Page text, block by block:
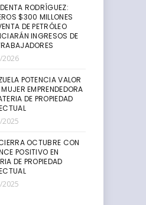
RODRÍGUEZ:
$300 MILLONES
DE PETRÓLEO
INGRESOS DE
2026
POTENCIA VALOR
EMPRENDEDORA
DE PROPIEDAD
2025
OCTUBRE CON
POSITIVO EN
DE PROPIEDAD
2025